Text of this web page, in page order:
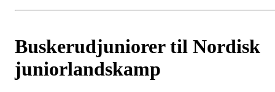
Buskerudjuniorer til Nordisk
juniorlandskamp